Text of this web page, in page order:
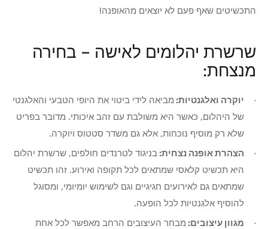
התכשיטים שאף פעם לא יוצאים מהאופנה!
שרשרת יהלומים לאישה – בחירה
מנצחת:
יוקרה ואלגנטיות: מביאה לידי ביטוי את היופי הטבעי והאלגנטי
של היהלום, כאשר היא משולבת עם זהב איכותי. מדובר בפריט
שלא רק מוסיף נוכחות, אלא גם משדר סטטוס ויוקרה.
הצהרת אופנה נצחית: בניגוד לטרנדים חולפים, שרשרת יהלום
היא תכשיט קלאסי שמתאים לכל תקופה ואירוע. זהו תכשיט
שמתאים גם לאירועים חגיגיים וגם לשימוש יומיומי, ומסוגל
להוסיף אלגנטיות לכל הופעה.
מגוון עיצובים: מבחר העיצובים הרחב מאפשר לכל אחת